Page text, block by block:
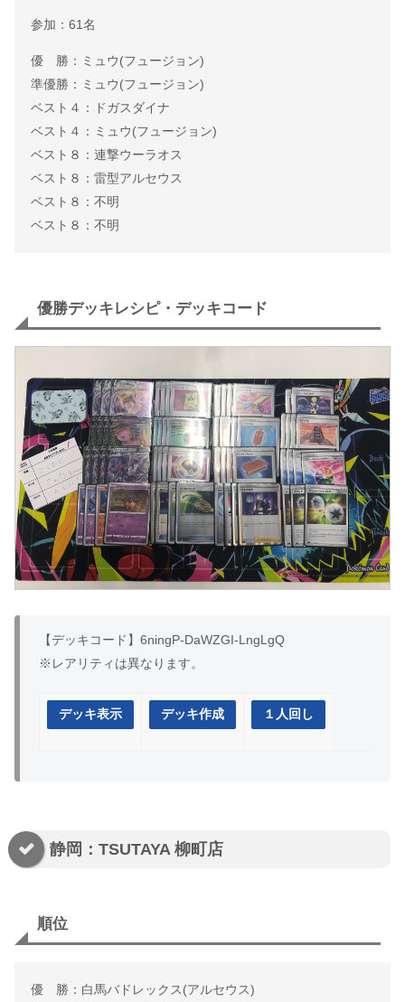
参加：61名
優 勝：ミュウ(フュージョン)
準優勝：ミュウ(フュージョン)
ベスト４：ドガスダイナ
ベスト４：ミュウ(フュージョン)
ベスト８：連撃ウーラオス
ベスト８：雷型アルセウス
ベスト８：不明
ベスト８：不明
優勝デッキレシピ・デッキコード
【デッキコード】6ningP-DaWZGI-LngLgQ
※レアリティは異なります。
デッキ表示 デッキ作成 １人回し
静岡：TSUTAYA 柳町店
順位
優 勝：白馬バドレックス(アルセウス)